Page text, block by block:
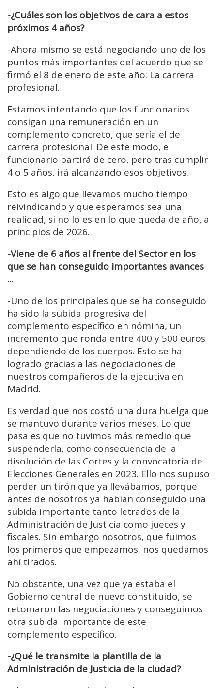
-¿Cuáles son los objetivos de cara a estos
próximos 4 años?
-Ahora mismo se está negociando uno de los
puntos más importantes del acuerdo que se
firmó el 8 de enero de este año: La carrera
profesional.
Estamos intentando que los funcionarios
consigan una remuneración en un
complemento concreto, que sería el de
carrera profesional. De este modo, el
funcionario partirá de cero, pero tras cumplir
4 o 5 años, irá alcanzando esos objetivos.
Esto es algo que llevamos mucho tiempo
reivindicando y que esperamos sea una
realidad, si no lo es en lo que queda de año, a
principios de 2026.
-Viene de 6 años al frente del Sector en los
que se han conseguido importantes avances
...
-Uno de los principales que se ha conseguido
ha sido la subida progresiva del
complemento específico en nómina, un
incremento que ronda entre 400 y 500 euros
dependiendo de los cuerpos. Esto se ha
logrado gracias a las negociaciones de
nuestros compañeros de la ejecutiva en
Madrid.
Es verdad que nos costó una dura huelga que
se mantuvo durante varios meses. Lo que
pasa es que no tuvimos más remedio que
suspenderla, como consecuencia de la
disolución de las Cortes y la convocatoria de
Elecciones Generales en 2023. Ello nos supuso
perder un tirón que ya llevábamos, porque
antes de nosotros ya habían conseguido una
subida importante tanto letrados de la
Administración de Justicia como jueces y
fiscales. Sin embargo nosotros, que fuimos
los primeros que empezamos, nos quedamos
ahí tirados.
No obstante, una vez que ya estaba el
Gobierno central de nuevo constituido, se
retomaron las negociaciones y conseguimos
otra subida importante de este
complemento específico.
-¿Qué le transmite la plantilla de la
Administración de Justicia de la ciudad?